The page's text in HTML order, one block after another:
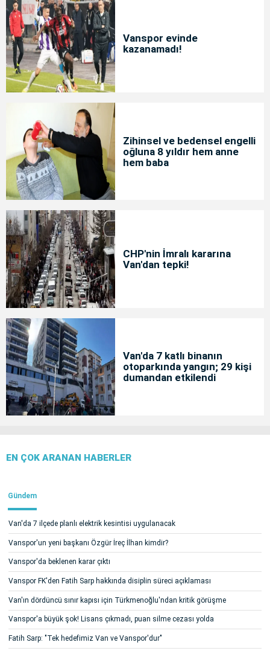
Vanspor evinde
kazanamadı!
Zihinsel ve bedensel engelli
oğluna 8 yıldır hem anne
hem baba
CHP'nin İmralı kararına
Van'dan tepki!
Van'da 7 katlı binanın
otoparkında yangın; 29 kişi
dumandan etkilendi
EN ÇOK ARANAN HABERLER
Gündem
Van'da 7 ilçede planlı elektrik kesintisi uygulanacak
Vanspor'un yeni başkanı Özgür İreç İlhan kimdir?
Vanspor'da beklenen karar çıktı
Vanspor FK'den Fatih Sarp hakkında disiplin süreci açıklaması
Van'ın dördüncü sınır kapısı için Türkmenoğlu'ndan kritik görüşme
Vanspor'a büyük şok! Lisans çıkmadı, puan silme cezası yolda
Fatih Sarp: "Tek hedefimiz Van ve Vanspor'dur"